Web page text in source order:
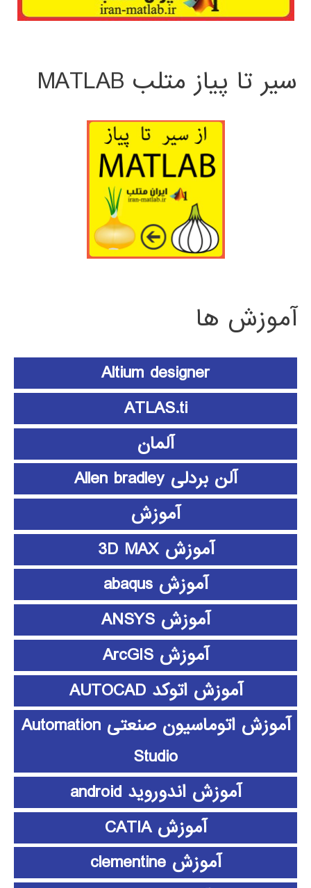
سیر تا پیاز متلب MATLAB
آموزش ها
Altium designer
ATLAS.ti
آلمان
آلن بردلی Allen bradley
آموزش
آموزش 3D MAX
آموزش abaqus
آموزش ANSYS
آموزش ArcGIS
آموزش اتوکد AUTOCAD
آموزش اتوماسیون صنعتی Automation
Studio
آموزش اندوروید android
آموزش CATIA
آموزش clementine